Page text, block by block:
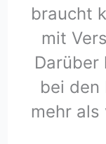
braucht
mit
Darüber
bei den
mehr